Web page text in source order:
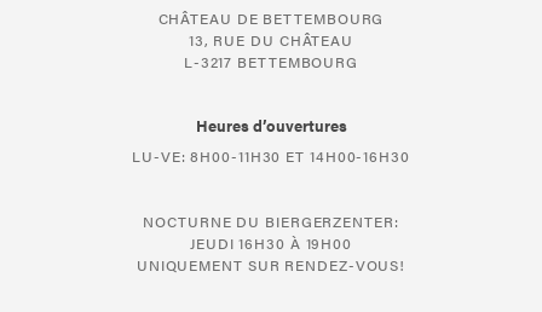
CHÂTEAU DE BETTEMBOURG
13, RUE DU CHÂTEAU
L-3217 BETTEMBOURG
Heures d’ouvertures
LU-VE: 8H00-11H30 ET 14H00-16H30
NOCTURNE DU BIERGERZENTER:
JEUDI 16H30 À 19H00
UNIQUEMENT SUR RENDEZ-VOUS!